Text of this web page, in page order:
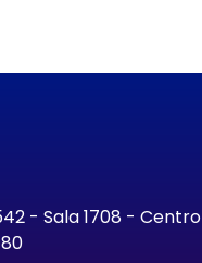
- Sala 1708 - Centro